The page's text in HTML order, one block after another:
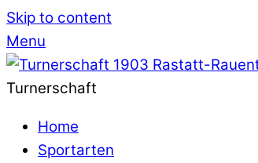
Skip to content
Menu
Turnerschaft
Home
Sportarten